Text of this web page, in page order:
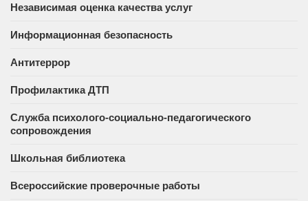
Независимая оценка качества услуг
Информационная безопасность
Антитеррор
Профилактика ДТП
Служба психолого-социально-педагогического
сопровождения
Школьная библиотека
Всероссийские проверочные работы